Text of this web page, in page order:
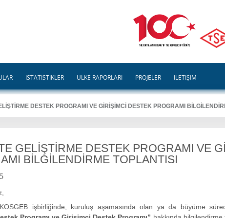
İSTATİSTİKLER ÜLKE RAPORLARI PROJELER İLETİŞİM
DESTEK PROGRAMI VE GİRİŞİMCİ DESTEK PROGRAMI
GELİŞTİRME DESTEK PROGRAMI VE
BİLGİLENDİRME TOPLANTISI
işbirliğinde, kuruluş aşamasında olan ya da büyüme